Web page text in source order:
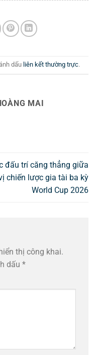
dấu liên kết thường trực.
MAI
đấu trí căng thẳng giữa
chiến lược gia tài ba kỳ
World Cup 2026
thị công khai.
dấu *